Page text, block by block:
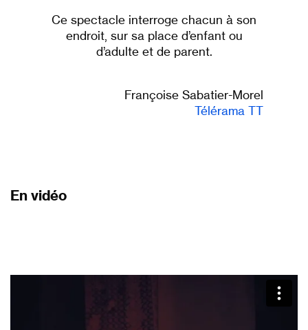
Ce spectacle interroge chacun à son
endroit, sur sa place d’enfant ou
d’adulte et de parent.
Françoise Sabatier-Morel
Télérama TT
En vidéo